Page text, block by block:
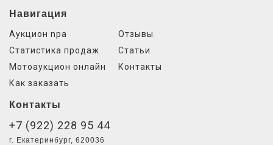
Навигация
Аукцион npa
Статистика продаж
Мотоаукцион онлайн
Как заказать
Отзывы
Статьи
Контакты
Контакты
+7 (922) 228 95 44
г. Екатеринбург, 620036